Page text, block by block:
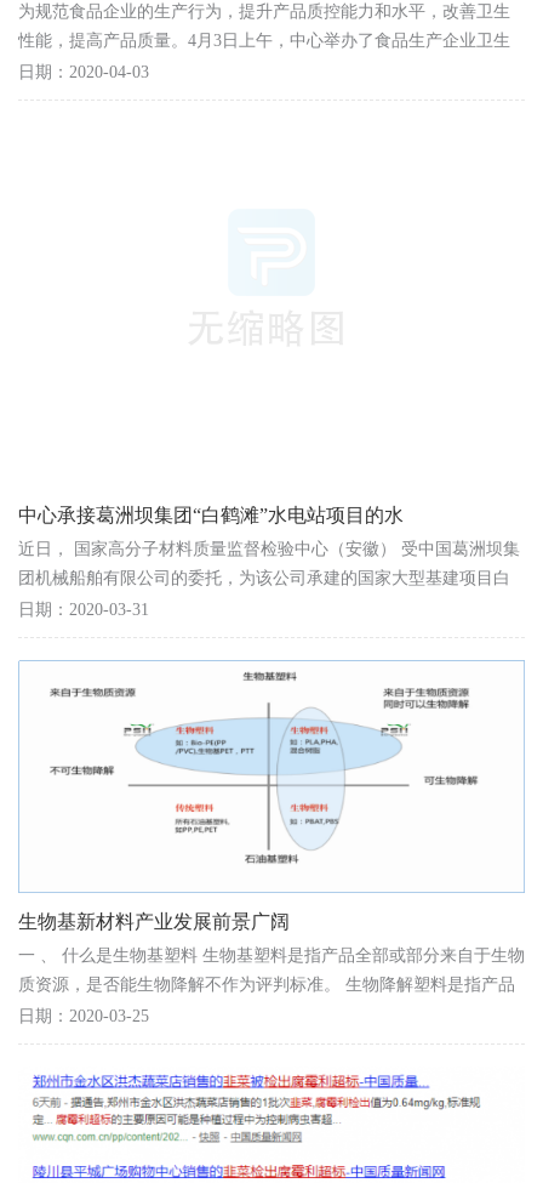
为规范食品企业的生产行为，提升产品质控能力和水平，改善卫生
性能，提高产品质量。4月3日上午，中心举办了食品生产企业卫生
技术规范培训活动，本地6家糕点类食品生产企业共...
日期：2020-04-03
中心承接葛洲坝集团“白鹤滩”水电站项目的水
近日， 国家高分子材料质量监督检验中心（安徽） 受中国葛洲坝集
团机械船舶有限公司的委托，为该公司承建的国家大型基建项目白
鹤滩水电站的橡胶水封进行密度、拉伸强度、邵A硬...
日期：2020-03-31
生物基新材料产业发展前景广阔
一 、 什么是生物基塑料 生物基塑料是指产品全部或部分来自于生物
质资源，是否能生物降解不作为评判标准。 生物降解塑料是指产品
在特定环境下可以完全生物降解，而原材料的来源...
日期：2020-03-25